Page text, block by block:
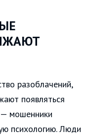
разоблачений,
появляться
— мошенники
психологию. Люди